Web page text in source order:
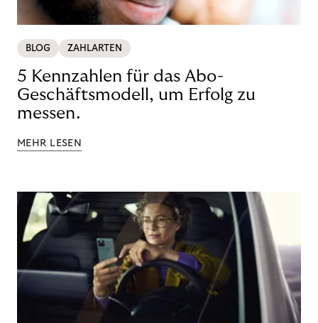
BLOG ZAHLARTEN
5 Kennzahlen für das Abo-
Geschäftsmodell, um Erfolg zu
messen.
MEHR LESEN